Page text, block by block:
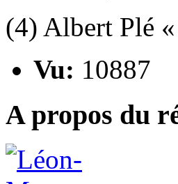
(4) Albert Plé
Vu: 10887
A propos du